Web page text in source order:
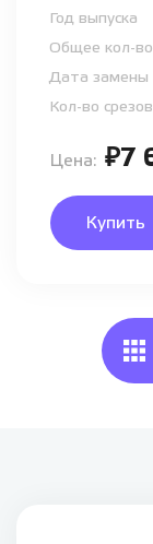
Год выпуска
Общее кол-во
Дата замены
Кол-во срезов
Цена: ₽7
Купить